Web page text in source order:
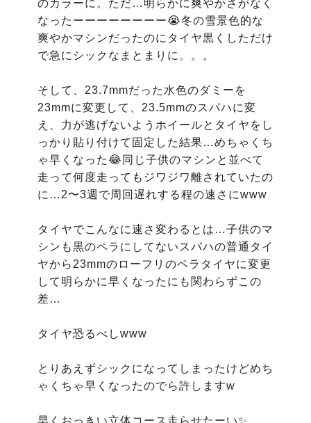
のカラーに。ただ…明らかに爽やかさがなく
なったーーーーーーーー😭冬の雪景色的な
爽やかマシンだったのにタイヤ黒くしただけ
で急にシックなまとまりに。。。
そして、23.7mmだった水色のダミーを
23mmに変更して、23.5mmのスパハに変
え、力が逃げないようホイールとタイヤをし
っかり貼り付けて固定した結果…めちゃくち
ゃ早くなった😂同じ子供のマシンと並べて
走って何度走ってもジワジワ離されていたの
に…2〜3週で周回遅れする程の速さにwww
タイヤでこんなに速さ変わるとは…子供のマ
シンも黒のペラにしてないスパハの普通タイ
ヤから23mmのローフリのペラタイヤに変更
して明らかに早くなったにも関わらずこの
差…
タイヤ恐るべしwww
とりあえずシックになってしまったけどめち
ゃくちゃ早くなったのでら許しますw
早くおっきい立体コース走らせたーい✨